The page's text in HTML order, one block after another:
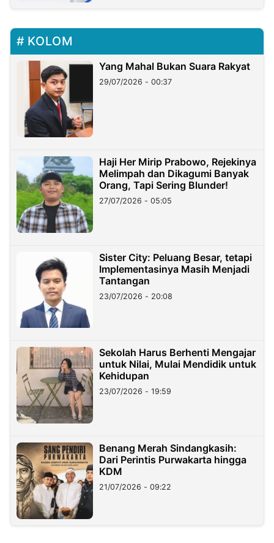
KOLOM
Yang Mahal Bukan Suara Rakyat
29/07/2026 - 00:37
Haji Her Mirip Prabowo, Rejekinya
Melimpah dan Dikagumi Banyak
Orang, Tapi Sering Blunder!
27/07/2026 - 05:05
Sister City: Peluang Besar, tetapi
Implementasinya Masih Menjadi
Tantangan
23/07/2026 - 20:08
Sekolah Harus Berhenti Mengajar
untuk Nilai, Mulai Mendidik untuk
Kehidupan
23/07/2026 - 19:59
Benang Merah Sindangkasih:
Dari Perintis Purwakarta hingga
KDM
21/07/2026 - 09:22